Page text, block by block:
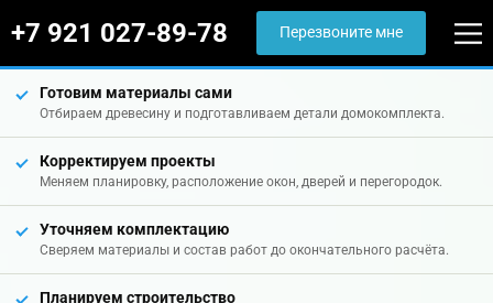
+7 921 027-89-78 Перезвоните мне
Готовим материалы сами
Отбираем древесину и подготавливаем детали домокомплекта.
Корректируем проекты
Меняем планировку, расположение окон, дверей и перегородок.
Уточняем комплектацию
Сверяем материалы и состав работ до окончательного расчёта.
Планируем строительство